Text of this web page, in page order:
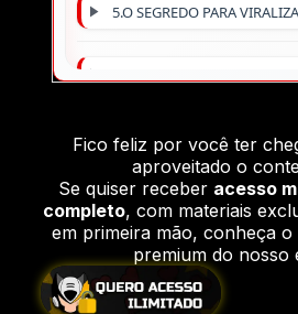
7.ROTEIROS MAGNÉTICOS -
8.INTELIGÊNCIA ARTIFICIAL
9.EDIÇÃO DE VÍDEO
Fico feliz por você ter
aproveitado o
Se quiser receber acesso
completo, com materiais
em primeira mão, conheça o
premium do nosso